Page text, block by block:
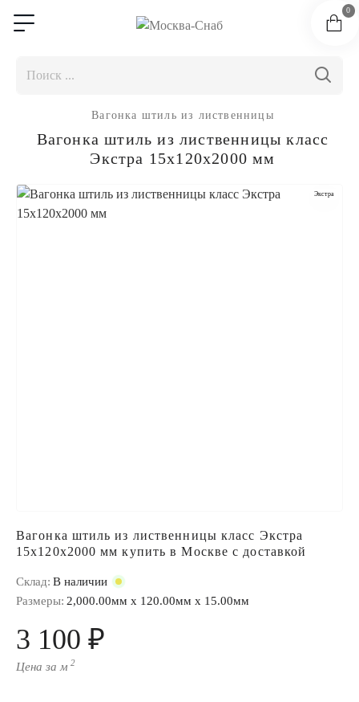
0
Вагонка штиль из лиственницы
Вагонка штиль из лиственницы класс
Экстра 15x120x2000 мм
Экстра
Вагонка штиль из лиственницы класс Экстра
15x120x2000 мм купить в Москве с доставкой
Склад: В наличии
Размеры: 2,000.00мм x 120.00мм x 15.00мм
3 100 ₽
Цена за м 2